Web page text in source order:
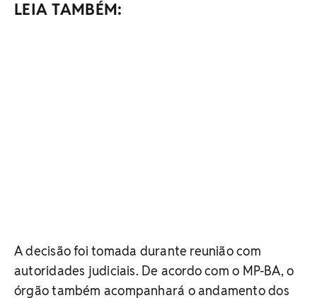
LEIA TAMBÉM:
A decisão foi tomada durante reunião com
autoridades judiciais. De acordo com o MP-BA, o
órgão também acompanhará o andamento dos